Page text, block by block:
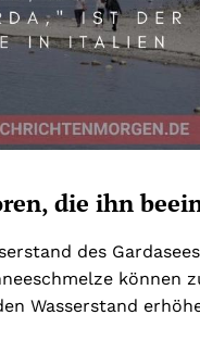
die ihn
des
können
Wasserstand